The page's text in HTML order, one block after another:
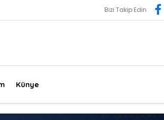
Bizi Takip Edin
Künye